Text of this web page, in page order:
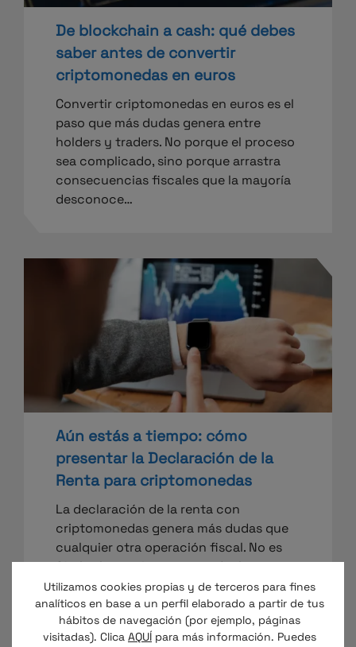
De blockchain a cash: qué debes
saber antes de convertir
criptomonedas en euros
Convertir criptomonedas en euros es el
paso que más dudas genera entre
holders y traders. No porque el proceso
sea complicado, sino porque arrastra
consecuencias fiscales que la mayoría
desconoce…
Aún estás a tiempo: cómo
presentar la Declaración de la
Renta para criptomonedas
La declaración de la renta con
criptomonedas genera más dudas que
cualquier otra operación fiscal. No es
fácil saber qué tienes que declarar, en
qué casillas va cada cosa, cómo…
Utilizamos cookies propias y de terceros para fines
analíticos en base a un perfil elaborado a partir de tus
hábitos de navegación (por ejemplo, páginas
visitadas). Clica AQUÍ para más información. Puedes